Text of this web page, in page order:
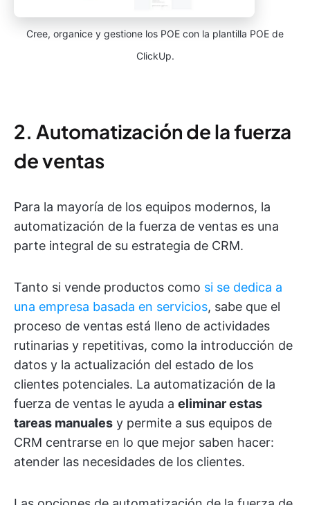
Cree, organice y gestione los POE con la plantilla POE de
ClickUp.
2. Automatización de la fuerza
de ventas
Para la mayoría de los equipos modernos, la
automatización de la fuerza de ventas es una
parte integral de su estrategia de CRM.
Tanto si vende productos como si se dedica a
una empresa basada en servicios, sabe que el
proceso de ventas está lleno de actividades
rutinarias y repetitivas, como la introducción de
datos y la actualización del estado de los
clientes potenciales. La automatización de la
fuerza de ventas le ayuda a eliminar estas
tareas manuales y permite a sus equipos de
CRM centrarse en lo que mejor saben hacer:
atender las necesidades de los clientes.